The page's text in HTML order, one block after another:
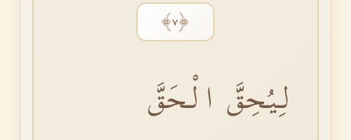
﴿٧﴾
لِيُحِقَّ الْحَقَّ